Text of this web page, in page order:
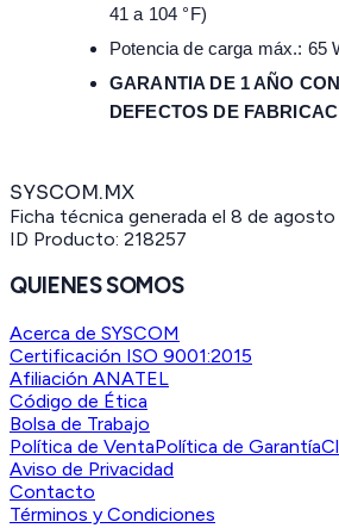
41 a 104 °F)
Potencia de carga máx.: 65
GARANTIA DE 1 AÑO
DEFECTOS DE
SYSCOM.MX
Ficha técnica generada el 8 de agosto
ID Producto: 218257
QUIENES SOMOS
Acerca de SYSCOM
Certificación ISO 9001:2015
Afiliación ANATEL
Código de Ética
Bolsa de Trabajo
Política de VentaPolítica de Garantía
Aviso de Privacidad
Contacto
Términos y Condiciones